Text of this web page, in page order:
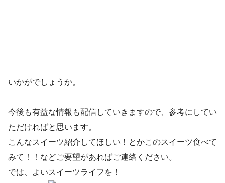
いかがでしょうか。
今後も有益な情報も配信していきますので、参考にしてい
ただければと思います。
こんなスイーツ紹介してほしい！とかこのスイーツ食べて
みて！！などご要望があればご連絡ください。
では、よいスイーツライフを！